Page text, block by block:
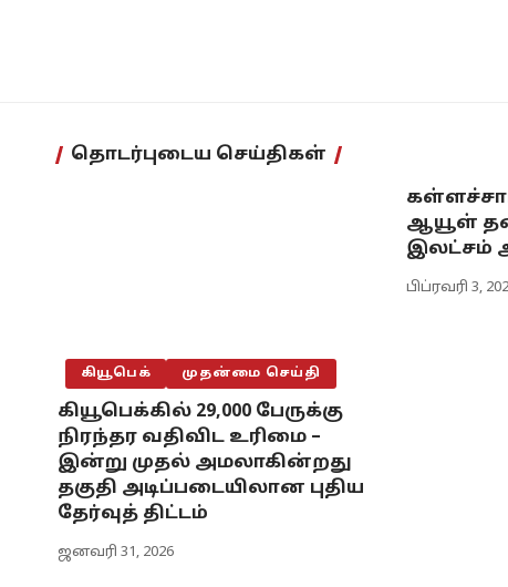
தொடர்புடைய செய்திகள்
கியூபெக் முதன்மை செய்தி
கியூபெக்கில் 29,000 பேருக்கு
நிரந்தர வதிவிட உரிமை –
இன்று முதல் அமலாகின்றது
தகுதி அடிப்படையிலான புதிய
தேர்வுத் திட்டம்
ஜனவரி 31, 2026
ஆயூள்
இலட்சம்
பிப்ரவரி 3,